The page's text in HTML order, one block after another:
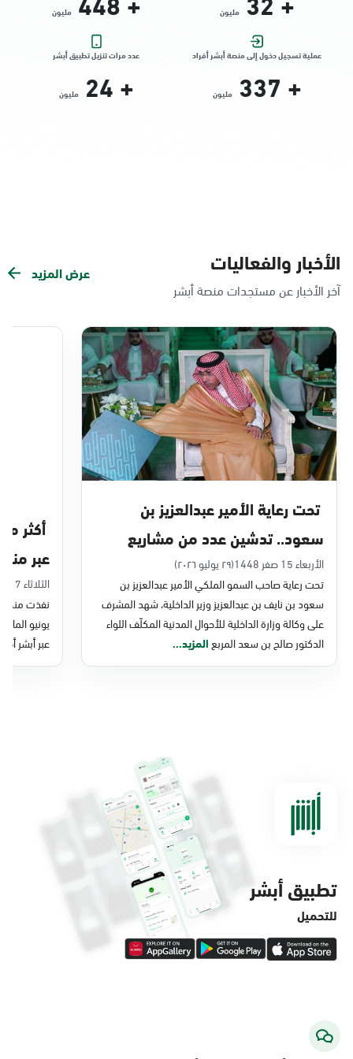
التوجه للموقع
الدمام, الدمام - الشاطئ مول
الأحد - الخميس (08:00-14:30)
الدمام, الدمام - لولو مول
الأحد - الخميس (08:00-14:30)
الدمام, الدمام - بنده حي أحد
الأحد - الخميس (08:00-14:30)
التوجه للموقع
الدمام, الدمام - الغرفة التجارية
التوجه للموقع
الدمام, الدمام - بنده - حي الشاطئ
الأحد - الخميس (08:00-14:30)
التوجه للموقع
الدمام, الدمام - بنده ضاحية الملك فهد
الدمام, الدمام - مستشفى الملك فهد
الدمام, الدمام - لولو ماركت حي الفاخرية
الأحد - الخميس (08:00-14:30)
مليون مليون
عملية تسجيل دخول إلى منصة أبشر أفراد
+
337 مليون
عدد مرات تنزيل تطبيق أبشر
+
24 مليون
الأخبار والفعاليات
آخر الأخبار عن مستجدات منصة أبشر
عرض المزيد
تحت رعاية الأمير عبدالعزيز بن
سعود.. تدشين عدد من مشاريع
التحول الرقمي والخدمات الإلكترونية
للأحوال المدنية
الأربعاء 15 صفر 1448
(٢٩ يوليو ٢٠٢٦)
تحت رعاية صاحب السمو الملكي الأمير عبدالعزيز بن
سعود بن نايف بن عبدالعزيز وزير الداخلية، شهد المشرف
على وكالة وزارة الداخلية للأحوال المدنية المكلّف اللواء
الدكتور صالح بن سعد المربعالمزيد...
عبر
الثلاثاء 7 صفر 1448
نفذت منصة
عبر أبشر
تطبيق أبشر
للتحميل